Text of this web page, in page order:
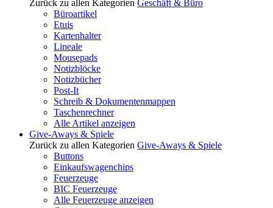
Zurück zu allen Kategorien Geschäft & Büro
Büroartikel
Etuis
Kartenhalter
Lineale
Mousepads
Notizblöcke
Notizbücher
Post-It
Schreib & Dokumentenmappen
Taschenrechner
Alle Artikel anzeigen
Give-Aways & Spiele
Zurück zu allen Kategorien Give-Aways & Spiele
Buttons
Einkaufswagenchips
Feuerzeuge
BIC Feuerzeuge
Alle Feuerzeuge anzeigen